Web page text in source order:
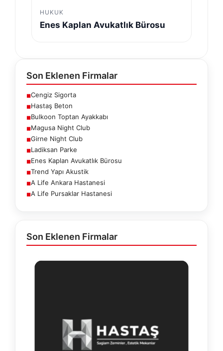
HUKUK
Enes Kaplan Avukatlık Bürosu
Son Eklenen Firmalar
■Cengiz Sigorta
■Hastaş Beton
■Bulkoon Toptan Ayakkabı
■Magusa Night Club
■Girne Night Club
■Ladiksan Parke
■Enes Kaplan Avukatlık Bürosu
■Trend Yapı Akustik
■A Life Ankara Hastanesi
■A Life Pursaklar Hastanesi
Son Eklenen Firmalar